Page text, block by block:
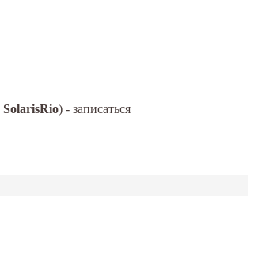
SolarisRio) - записаться